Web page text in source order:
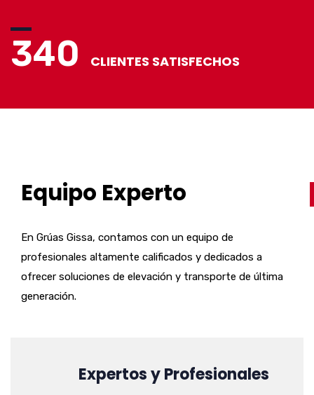
340
CLIENTES SATISFECHOS
Equipo Experto
En Grúas Gissa, contamos con un equipo de
profesionales altamente calificados y dedicados a
ofrecer soluciones de elevación y transporte de última
generación.
Expertos y Profesionales